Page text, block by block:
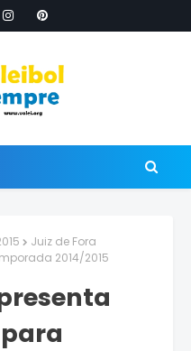
Juiz de Fora
2014/2015